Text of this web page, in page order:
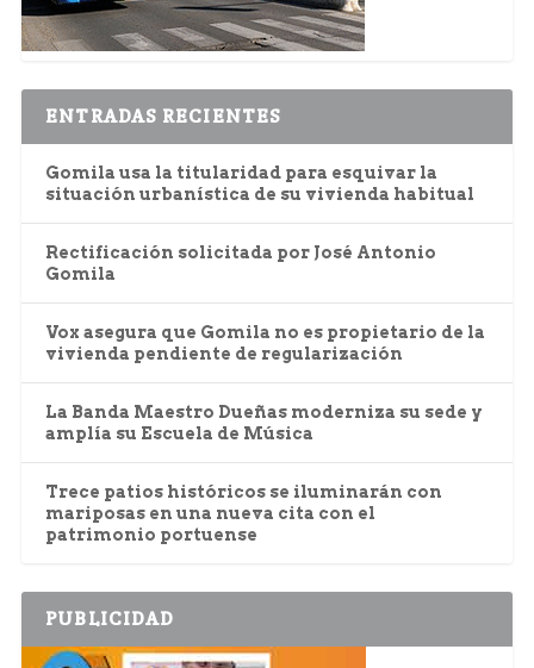
ENTRADAS RECIENTES
Gomila usa la titularidad para esquivar la
situación urbanística de su vivienda habitual
Rectificación solicitada por José Antonio
Gomila
Vox asegura que Gomila no es propietario de la
vivienda pendiente de regularización
La Banda Maestro Dueñas moderniza su sede y
amplía su Escuela de Música
Trece patios históricos se iluminarán con
mariposas en una nueva cita con el
patrimonio portuense
PUBLICIDAD